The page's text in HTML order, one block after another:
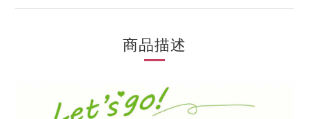
商品描述